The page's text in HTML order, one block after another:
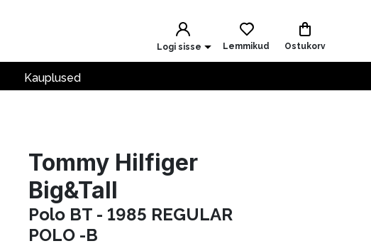
Logi sisse Lemmikud Ostukorv
Kauplused
Tommy Hilfiger
Big&Tall
Polo BT - 1985 REGULAR
POLO -B